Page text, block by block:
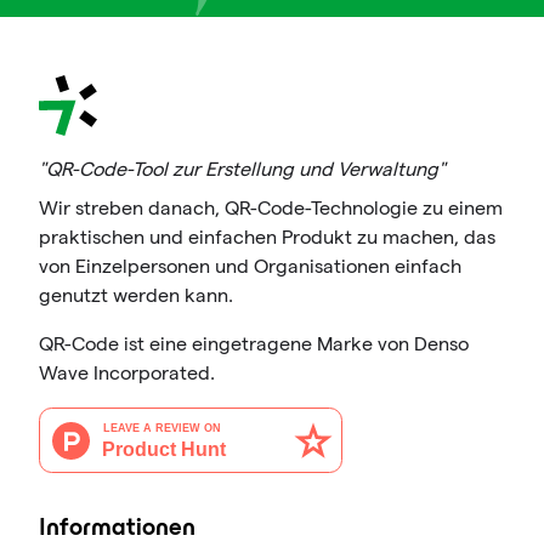
"QR-Code-Tool zur Erstellung und Verwaltung"
Wir streben danach, QR-Code-Technologie zu einem
praktischen und einfachen Produkt zu machen, das
von Einzelpersonen und Organisationen einfach
genutzt werden kann.
QR-Code ist eine eingetragene Marke von Denso
Wave Incorporated.
Informationen